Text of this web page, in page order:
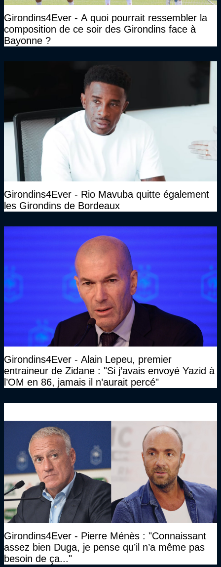
Girondins4Ever - A quoi pourrait ressembler la
composition de ce soir des Girondins face à
Bayonne ?
Girondins4Ever - Rio Mavuba quitte également
les Girondins de Bordeaux
Girondins4Ever - Alain Lepeu, premier
entraineur de Zidane : "Si j’avais envoyé Yazid à
l’OM en 86, jamais il n’aurait percé"
Girondins4Ever - Pierre Ménès : "Connaissant
assez bien Duga, je pense qu’il n’a même pas
besoin de ça..."